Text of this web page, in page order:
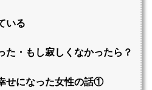
いる
た・もし寂しくなかったら？
せになった女性の話①